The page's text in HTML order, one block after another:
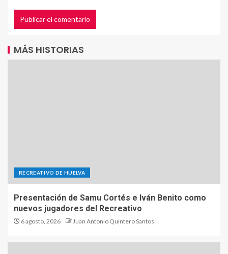
MÁS HISTORIAS
RECREATIVO DE HUELVA
Presentación de Samu Cortés e Iván Benito como
nuevos jugadores del Recreativo
6 agosto, 2026 Juan Antonio Quintero Santos